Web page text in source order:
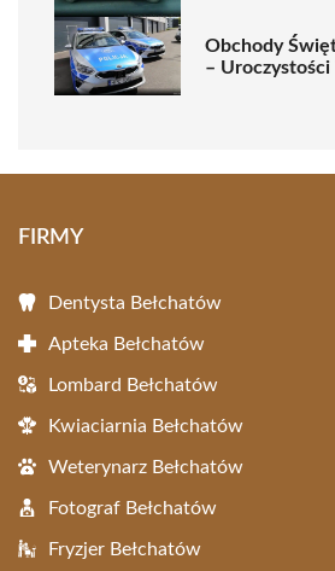
Obchody
–
FIRMY
Dentysta Bełchatów
Apteka Bełchatów
Lombard Bełchatów
Kwiaciarnia Bełchatów
Weterynarz Bełchatów
Fotograf Bełchatów
Fryzjer Bełchatów